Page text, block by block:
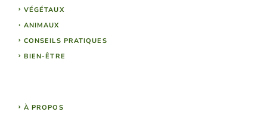
VÉGÉTAUX
ANIMAUX
CONSEILS PRATIQUES
BIEN-ÊTRE
À PROPOS